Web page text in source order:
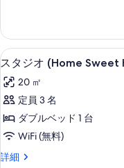
べ
て
の
写
真
を
表
示
詳
細
て
の
写
真
を
表
示
す
(Sunshine)
の
詳
ス
タ
ジ
オ
(Home
Sweet
Home)
7
スタジオ (Home Sweet
20 ㎡
定員 3 名
ダブルベッド 1 台
WiFi (無料)
詳細
ス